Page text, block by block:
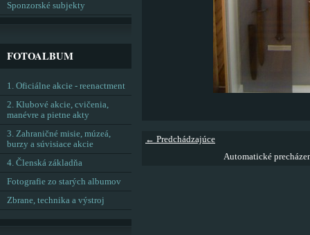
← Predchádzajúce
Automatické
Sponzorské subjekty
FOTOALBUM
1. Oficiálne akcie - reenactment
2. Klubové akcie, cvičenia,
manévre a pietne akty
3. Zahraničné misie, múzeá,
burzy a súvisiace akcie
4. Členská základňa
Fotografie zo starých albumov
Zbrane, technika a výstroj